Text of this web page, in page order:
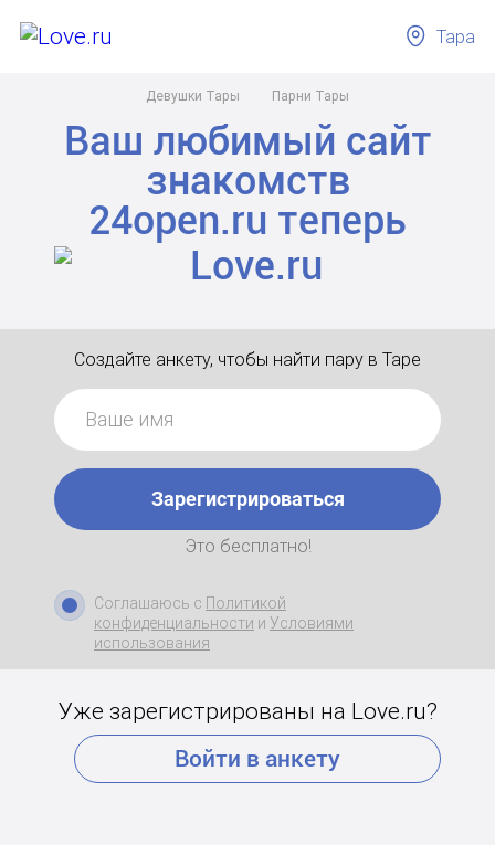
Девушки Тары Парни Тары
Тара
Ваш любимый сайт
знакомств
24open.ru теперь
Создайте анкету, чтобы найти пару в Таре
Зарегистрироваться
Это бесплатно!
Соглашаюсь с Политикой
конфиденциальности и Условиями
использования
Уже зарегистрированы на Love.ru?
Войти в анкету